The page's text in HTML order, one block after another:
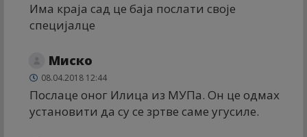
Има краја сад це баја послати своје
специјалце
Миско
08.04.2018 12:44
Послаце оног Илица из МУПа. Он це одмах
установити да су се зртве саме угусиле.